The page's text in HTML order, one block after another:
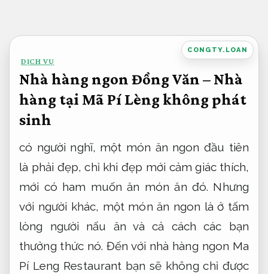
nội
dung
CONGTY.LOAN
DỊCH VỤ
Nhà hàng ngon Đồng Văn – Nhà
hàng tại Mã Pí Lèng không phát
sinh
có người nghĩ, một món ăn ngon đầu tiên
là phải đẹp, chỉ khi đẹp mới cảm giác thích,
mới có ham muốn ăn món ăn đó. Nhưng
với người khác, một món ăn ngon là ở tấm
lòng người nấu ăn và cả cách các bạn
thưởng thức nó. Đến với nhà hàng ngon Ma
Pí Leng Restaurant bạn sẽ không chỉ được